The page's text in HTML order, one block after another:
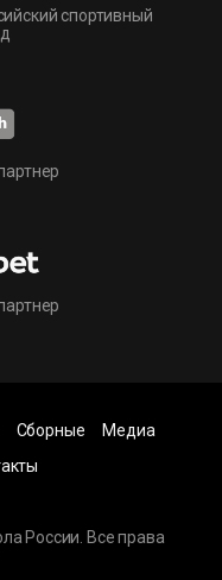
спортивный
России. Все права
Сборные
Медиа